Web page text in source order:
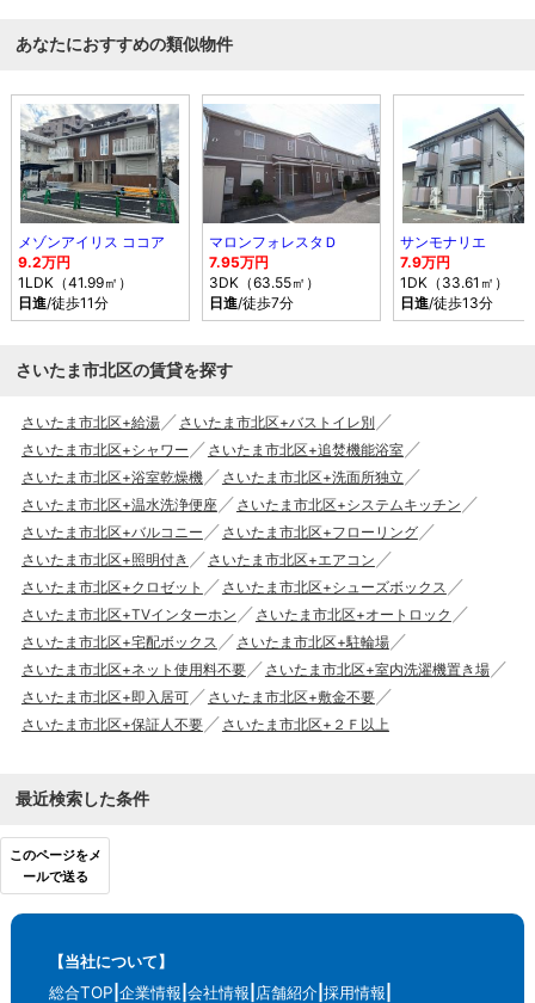
あなたにおすすめの類似物件
メゾンアイリス ココア
9.2万円
1LDK（41.99㎡）
日進/徒歩11分
マロンフォレスタＤ
7.95万円
3DK（63.55㎡）
日進/徒歩7分
サンモナリエ
7.9万円
1DK（33.61㎡）
日進/徒歩13分
さいたま市北区の賃貸を探す
さいたま市北区+給湯
さいたま市北区+バストイレ別
さいたま市北区+シャワー
さいたま市北区+追焚機能浴室
さいたま市北区+浴室乾燥機
さいたま市北区+洗面所独立
さいたま市北区+温水洗浄便座
さいたま市北区+システムキッチン
さいたま市北区+バルコニー
さいたま市北区+フローリング
さいたま市北区+照明付き
さいたま市北区+エアコン
さいたま市北区+クロゼット
さいたま市北区+シューズボックス
さいたま市北区+TVインターホン
さいたま市北区+オートロック
さいたま市北区+宅配ボックス
さいたま市北区+駐輪場
さいたま市北区+ネット使用料不要
さいたま市北区+室内洗濯機置き場
さいたま市北区+即入居可
さいたま市北区+敷金不要
さいたま市北区+保証人不要
さいたま市北区+２Ｆ以上
最近検索した条件
このページをメ
ールで送る
【当社について】
総合TOP 企業情報 会社情報 店舗紹介 採用情報